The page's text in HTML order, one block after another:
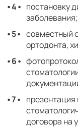
постановку
заболевания;
совместный
ортодонта,
договора на